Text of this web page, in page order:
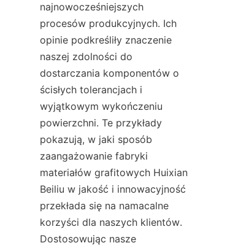
najnowocześniejszych
procesów produkcyjnych. Ich
opinie podkreśliły znaczenie
naszej zdolności do
dostarczania komponentów o
ścisłych tolerancjach i
wyjątkowym wykończeniu
powierzchni. Te przykłady
pokazują, w jaki sposób
zaangażowanie fabryki
materiałów grafitowych Huixian
Beiliu w jakość i innowacyjność
przekłada się na namacalne
korzyści dla naszych klientów.
Dostosowując nasze